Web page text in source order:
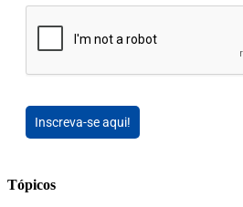
Inscreva-se aqui!
Tópicos